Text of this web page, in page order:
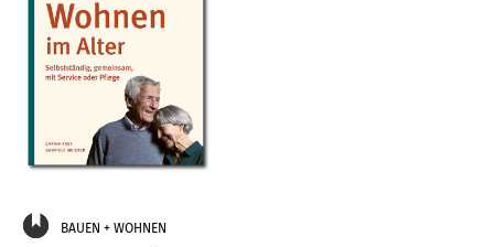
BAUEN + WOHNEN